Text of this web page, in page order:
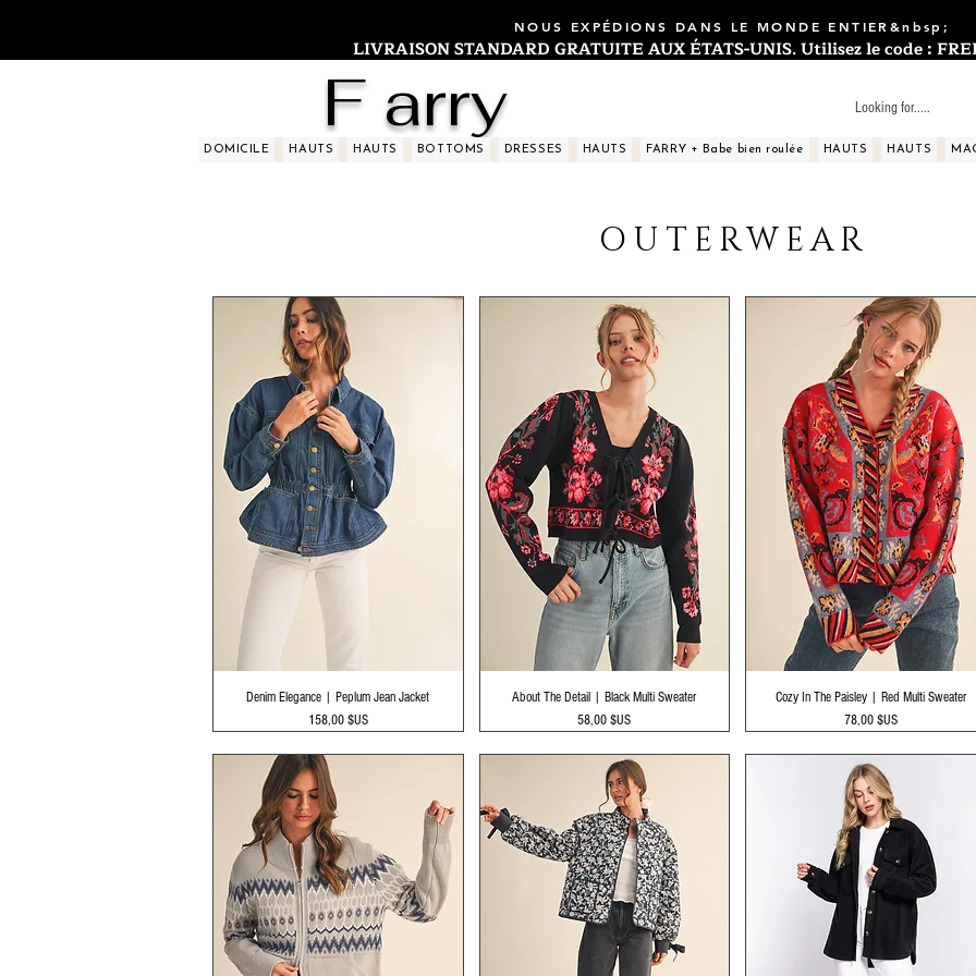
NOUS EXPÉDIONS DANS LE MONDE ENTIER&nbsp;
LIVRAISON STANDARD GRATUITE AUX ÉTATS-UNIS. Utilisez le code :
F arry
DOMICILE HAUTS HAUTS BOTTOMS DRESSES HAUTS FARRY + Babe bien roulée HAUTS HAUTS
OUTERWEAR
Aperçu rapide
Denim Elegance | Peplum Jean Jacket
Prix
158,00 $US
Aperçu rapide
About The Detail | Black Multi Sweater
Prix
58,00 $US
Aperçu rapide
Cozy In The Paisley | Red Multi Sweater
Prix
78,00 $US